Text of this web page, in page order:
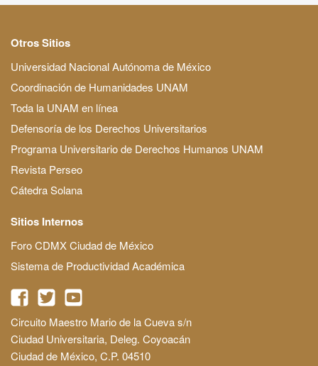
Otros Sitios
Universidad Nacional Autónoma de México
Coordinación de Humanidades UNAM
Toda la UNAM en línea
Defensoría de los Derechos Universitarios
Programa Universitario de Derechos Humanos UNAM
Revista Perseo
Cátedra Solana
Sitios Internos
Foro CDMX Ciudad de México
Sistema de Productividad Académica
Circuito Maestro Mario de la Cueva s/n
Ciudad Universitaria, Deleg. Coyoacán
Ciudad de México, C.P. 04510